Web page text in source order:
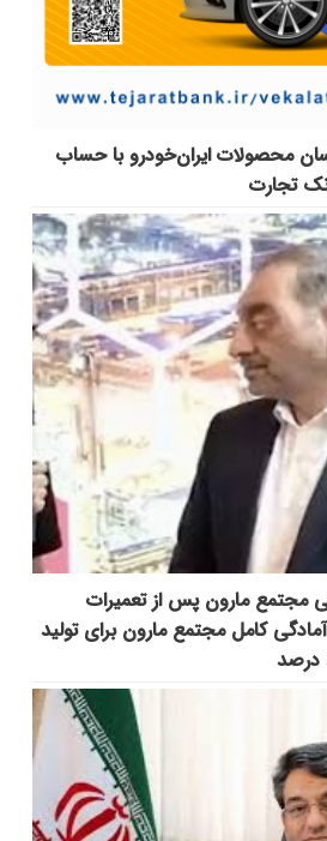
محصولات ایران‌خودرو با حساب
تجارت
مجتمع مارون پس از تعمیرات
کامل مجتمع مارون برای تولید
درصد